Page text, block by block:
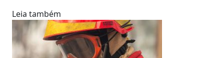
Leia também